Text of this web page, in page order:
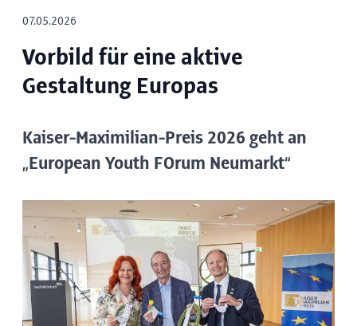
07.05.2026
Vorbild für eine aktive
Gestaltung Europas
Kaiser-Maximilian-Preis 2026 geht an
„European Youth FOrum Neumarkt“